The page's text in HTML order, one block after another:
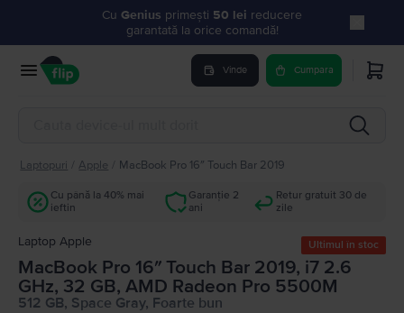
Cu Genius primești 50 lei reducere
garantată la orice comandă!
Vinde Cumpara
Laptopuri Apple MacBook Pro 16″ Touch Bar 2019
Cu până la 40% mai
ieftin
Garanție 2
ani
Retur gratuit 30 de
zile
Laptop Apple Ultimul în stoc
MacBook Pro 16″ Touch Bar 2019, i7 2.6
GHz, 32 GB, AMD Radeon Pro 5500M
512 GB, Space Gray, Foarte bun